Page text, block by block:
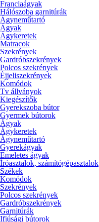
Franciaágyak
Hálószoba garnitúrák
Ágyneműtartó
Ágyak
Ágykeretek
Matracok
Szekrények
Gardróbszekrények
Polcos szekrények
Éjjeliszekrények
Komódok
Tv állványok
Kiegészítők
Gyerekszoba bútor
Gyermek bútorok
Ágyak
Ágykeretek
Ágyneműtartó
Gyerekágyak
Emeletes ágyak
Íróasztalok, számítógépasztalok
Székek
Komódok
Szekrények
Polcos szekrények
Gardróbszekrények
Garnitúrák
Ifjúsági bútorok